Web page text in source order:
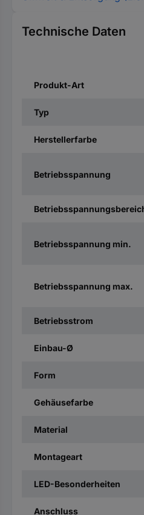
Technische Daten
Produkt-Art
Typ
Herstellerfarbe
Betriebsspannung
Betriebsspannung min.
Betriebsspannung max.
Betriebsstrom
Einbau-Ø
Form
Gehäusefarbe
Material
Montageart
LED-Besonderheiten
Anschluss